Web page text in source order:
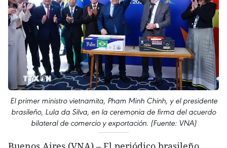
El primer ministro vietnamita, Pham Minh Chinh, y el presidente
brasileño, Lula da Silva, en la ceremonia de firma del acuerdo
bilateral de comercio y exportación. (Fuente: VNA)